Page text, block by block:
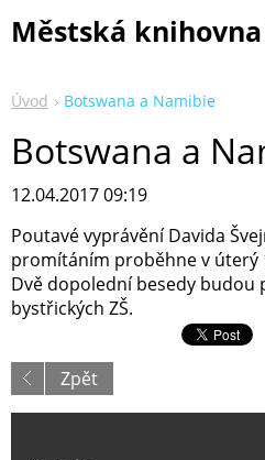
Městská
Úvod Botswana a Namibie
Botswana a
12.04.2017 09:19
Poutavé vyprávění Davida
promítáním proběhne v úterý
Dvě dopolední besedy budou
bystřických ZŠ.
Zpět